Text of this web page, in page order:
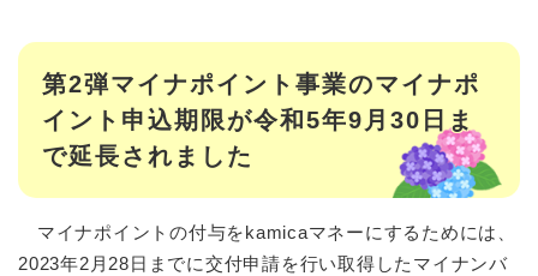
第2弾マイナポイント事業のマイナポ
イント申込期限が令和5年9月30日ま
で延長されました
マイナポイントの付与をkamicaマネーにするためには、
2023年2月28日までに交付申請を行い取得したマイナンバ